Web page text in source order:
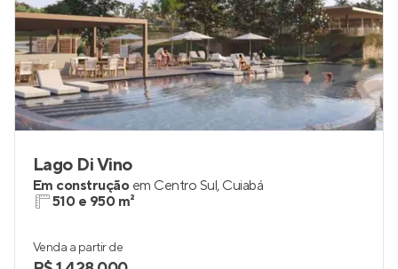
Lago Di Vino
Em construção em Centro Sul, Cuiabá
510 e 950 m²
Venda a partir de